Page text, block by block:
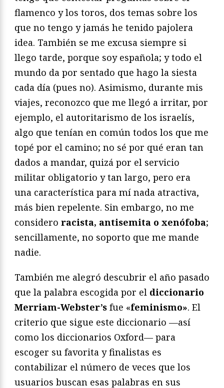
flamenco y los toros, dos temas sobre los
que no tengo y jamás he tenido pajolera
idea. También se me excusa siempre si
llego tarde, porque soy española; y todo el
mundo da por sentado que hago la siesta
cada día (pues no). Asimismo, durante mis
viajes, reconozco que me llegó a irritar, por
ejemplo, el autoritarismo de los israelís,
algo que tenían en común todos los que me
topé por el camino; no sé por qué eran tan
dados a mandar, quizá por el servicio
militar obligatorio y tan largo, pero era
una característica para mí nada atractiva,
más bien repelente. Sin embargo, no me
considero racista, antisemita o xenófoba;
sencillamente, no soporto que me mande
nadie.
También me alegró descubrir el año pasado
que la palabra escogida por el diccionario
Merriam-Webster’s fue «feminismo». El
criterio que sigue este diccionario —así
como los diccionarios Oxford— para
escoger su favorita y finalistas es
contabilizar el número de veces que los
usuarios buscan esas palabras en sus